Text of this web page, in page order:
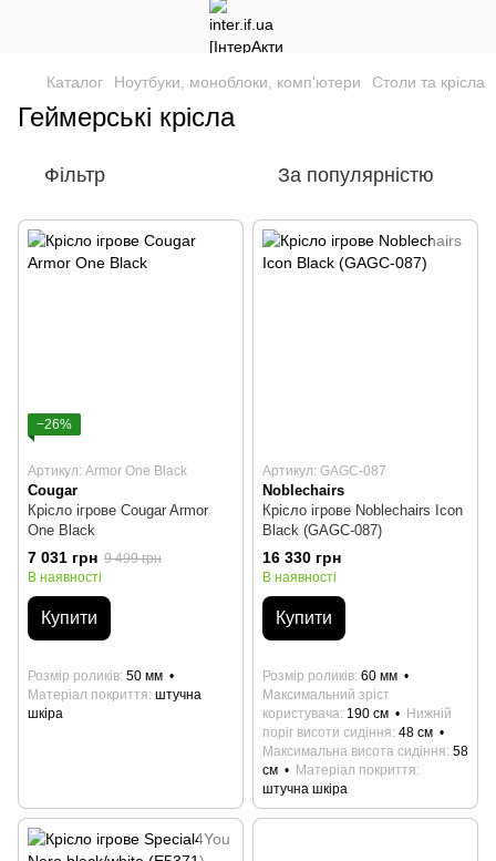
Каталог Ноутбуки, моноблоки, комп'ютери Столи та крісла
Геймерські крісла
Фільтр За популярністю
−26%
Артикул: Armor One Black
Cougar
Крісло ігрове Cougar Armor
One Black
7 031 грн 9 499 грн
В наявності
Купити
Розмір роликів 50 мм
Матеріал покриття штучна
шкіра
Артикул: GAGC-087
Noblechairs
Крісло ігрове Noblechairs Icon
Black (GAGC-087)
16 330 грн
В наявності
Купити
Розмір роликів 60 мм
Максимальний зріст
користувача 190 см
Нижній
поріг висоти сидіння 48 см
Максимальна висота сидіння 58
см
Матеріал покриття
штучна шкіра